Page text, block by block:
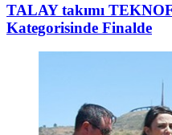
TALAY takımı
Kategorisinde Finalde